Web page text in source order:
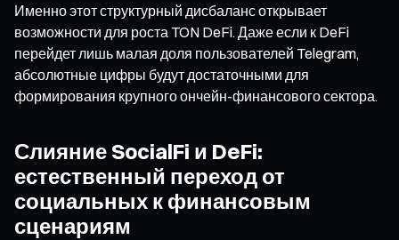
Именно этот структурный дисбаланс открывает
возможности для роста TON DeFi. Даже если к DeFi
перейдет лишь малая доля пользователей Telegram,
абсолютные цифры будут достаточными для
формирования крупного ончейн-финансового сектора.
Слияние SocialFi и DeFi:
естественный переход от
социальных к финансовым
сценариям